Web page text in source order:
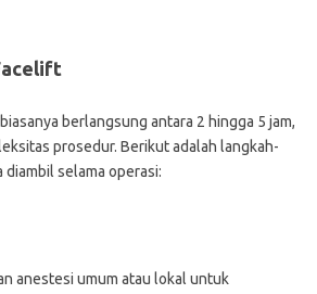
berlangsung antara 2 hingga 5 jam,
prosedur. Berikut adalah langkah-
diambil selama operasi:
anestesi umum atau lokal untuk